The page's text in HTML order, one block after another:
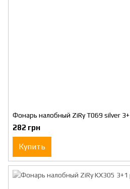
Фонарь налобный ZiRy T069 silver
282 грн
Купить